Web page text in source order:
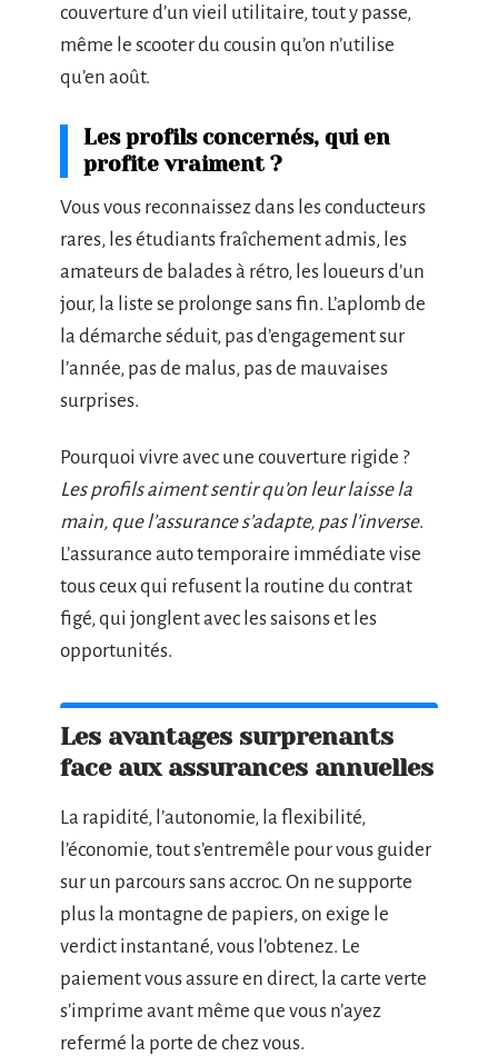
couverture d’un vieil utilitaire, tout y passe,
même le scooter du cousin qu’on n’utilise
qu’en août.
Les profils concernés, qui en
profite vraiment ?
Vous vous reconnaissez dans les conducteurs
rares, les étudiants fraîchement admis, les
amateurs de balades à rétro, les loueurs d’un
jour, la liste se prolonge sans fin. L’aplomb de
la démarche séduit, pas d’engagement sur
l’année, pas de malus, pas de mauvaises
surprises.
Pourquoi vivre avec une couverture rigide ?
Les profils aiment sentir qu’on leur laisse la
main, que l’assurance s’adapte, pas l’inverse.
L’assurance auto temporaire immédiate vise
tous ceux qui refusent la routine du contrat
figé, qui jonglent avec les saisons et les
opportunités.
Les avantages surprenants
face aux assurances annuelles
La rapidité, l’autonomie, la flexibilité,
l’économie, tout s’entremêle pour vous guider
sur un parcours sans accroc. On ne supporte
plus la montagne de papiers, on exige le
verdict instantané, vous l’obtenez. Le
paiement vous assure en direct, la carte verte
s’imprime avant même que vous n’ayez
refermé la porte de chez vous.